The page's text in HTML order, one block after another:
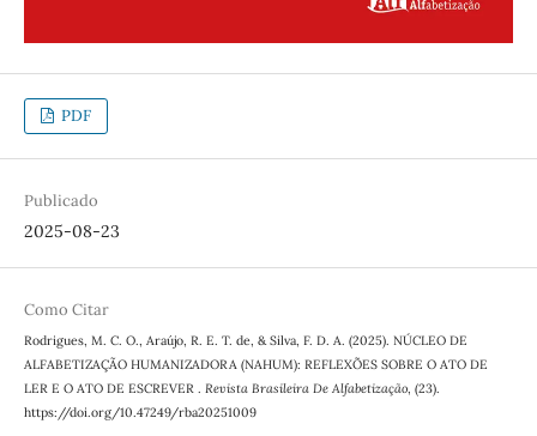
PDF
Publicado
2025-08-23
Como Citar
Rodrigues, M. C. O., Araújo, R. E. T. de, & Silva, F. D. A. (2025). NÚCLEO DE
ALFABETIZAÇÃO HUMANIZADORA (NAHUM): REFLEXÕES SOBRE O ATO DE
LER E O ATO DE ESCREVER . Revista Brasileira De Alfabetização, (23).
https://doi.org/10.47249/rba20251009